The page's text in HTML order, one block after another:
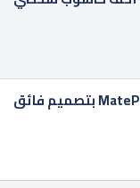
هواوي تكشف عن MatePad Pro 2026 بتصميم فائق